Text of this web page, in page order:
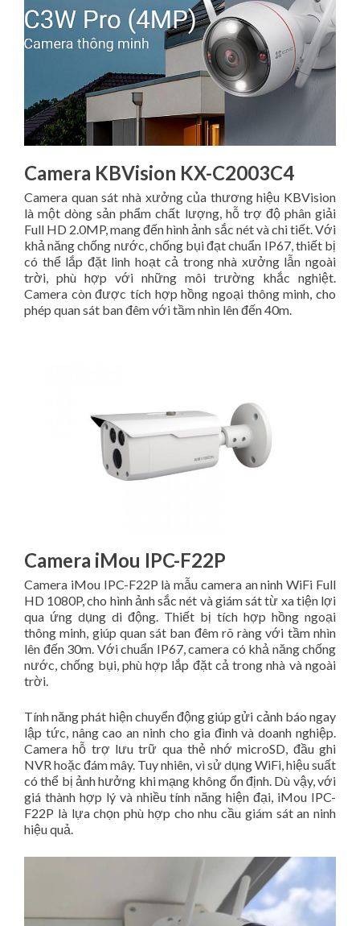
Camera KBVision KX-C2003C4
Camera quan sát nhà xưởng của thương hiệu KBVision
là một dòng sản phẩm chất lượng, hỗ trợ độ phân giải
Full HD 2.0MP, mang đến hình ảnh sắc nét và chi tiết. Với
khả năng chống nước, chống bụi đạt chuẩn IP67, thiết bị
có thể lắp đặt linh hoạt cả trong nhà xưởng lẫn ngoài
trời, phù hợp với những môi trường khắc nghiệt.
Camera còn được tích hợp hồng ngoại thông minh, cho
phép quan sát ban đêm với tầm nhìn lên đến 40m.
Camera iMou IPC-F22P
Camera iMou IPC-F22P là mẫu camera an ninh WiFi Full
HD 1080P, cho hình ảnh sắc nét và giám sát từ xa tiện lợi
qua ứng dụng di động. Thiết bị tích hợp hồng ngoại
thông minh, giúp quan sát ban đêm rõ ràng với tầm nhìn
lên đến 30m. Với chuẩn IP67, camera có khả năng chống
nước, chống bụi, phù hợp lắp đặt cả trong nhà và ngoài
trời.
Tính năng phát hiện chuyển động giúp gửi cảnh báo ngay
lập tức, nâng cao an ninh cho gia đình và doanh nghiệp.
Camera hỗ trợ lưu trữ qua thẻ nhớ microSD, đầu ghi
NVR hoặc đám mây. Tuy nhiên, vì sử dụng WiFi, hiệu suất
có thể bị ảnh hưởng khi mạng không ổn định. Dù vậy, với
giá thành hợp lý và nhiều tính năng hiện đại, iMou IPC-
F22P là lựa chọn phù hợp cho nhu cầu giám sát an ninh
hiệu quả.